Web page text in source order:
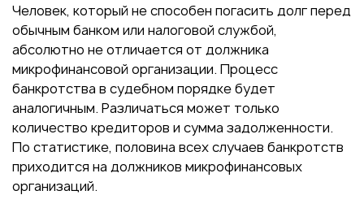
Человек, который не способен погасить долг перед
обычным банком или налоговой службой,
абсолютно не отличается от должника
микрофинансовой организации. Процесс
банкротства в судебном порядке будет
аналогичным. Различаться может только
количество кредиторов и сумма задолженности.
По статистике, половина всех случаев банкротств
приходится на должников микрофинансовых
организаций.